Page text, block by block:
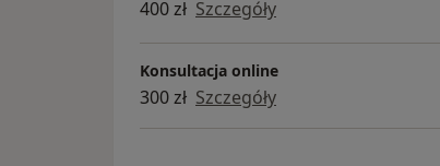
400 zł Szczegóły
Konsultacja online
300 zł Szczegóły